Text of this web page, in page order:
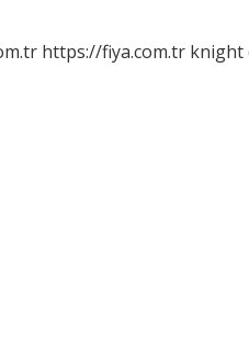
https://fiya.com.tr knight